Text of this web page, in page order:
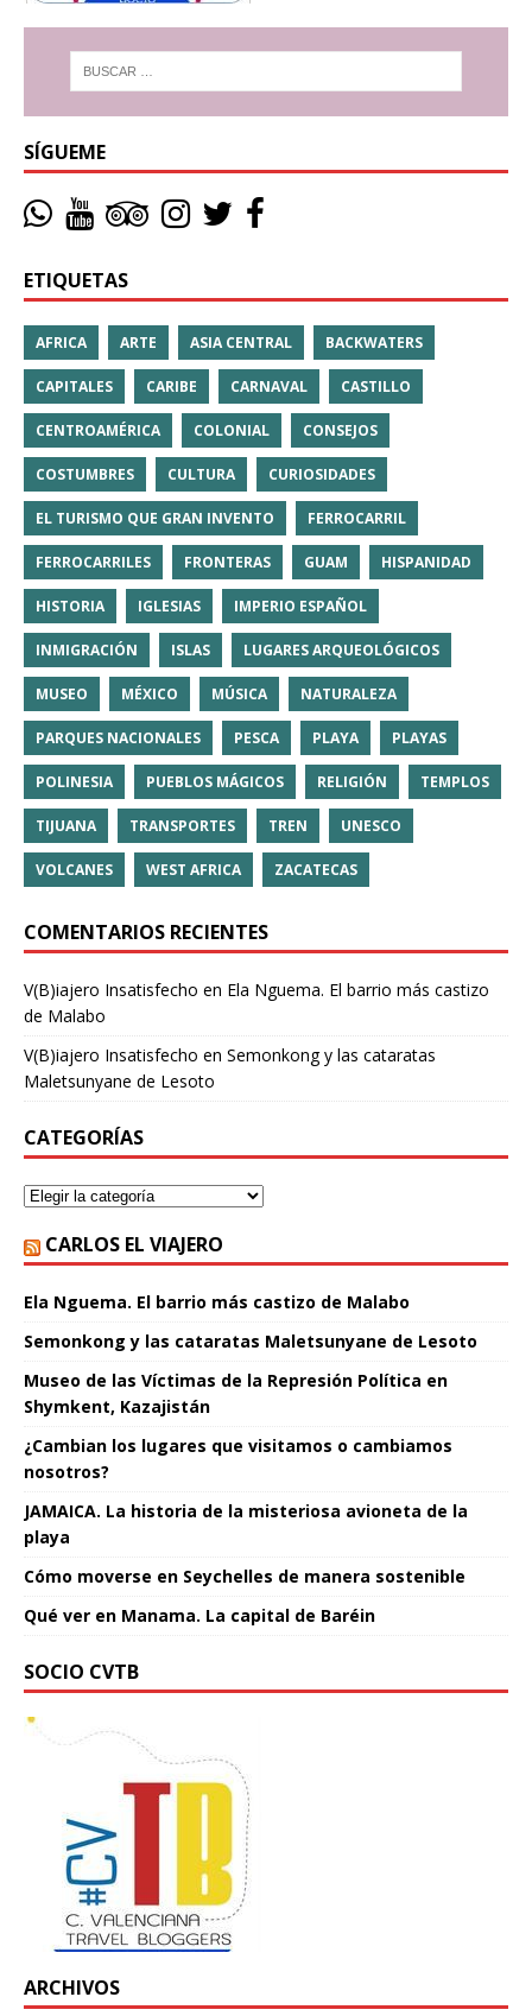
SÍGUEME
ETIQUETAS
AFRICA ARTE ASIA CENTRAL BACKWATERS
CAPITALES CARIBE CARNAVAL CASTILLO
CENTROAMÉRICA COLONIAL CONSEJOS
COSTUMBRES CULTURA CURIOSIDADES
EL TURISMO QUE GRAN INVENTO FERROCARRIL
FERROCARRILES FRONTERAS GUAM HISPANIDAD
HISTORIA IGLESIAS IMPERIO ESPAÑOL
INMIGRACIÓN ISLAS LUGARES ARQUEOLÓGICOS
MUSEO MÉXICO MÚSICA NATURALEZA
PARQUES NACIONALES PESCA PLAYA PLAYAS
POLINESIA PUEBLOS MÁGICOS RELIGIÓN TEMPLOS
TIJUANA TRANSPORTES TREN UNESCO
VOLCANES WEST AFRICA ZACATECAS
COMENTARIOS RECIENTES
V(B)iajero Insatisfecho en Ela Nguema. El barrio más castizo
de Malabo
V(B)iajero Insatisfecho en Semonkong y las cataratas
Maletsunyane de Lesoto
CATEGORÍAS
CARLOS EL VIAJERO
Ela Nguema. El barrio más castizo de Malabo
Semonkong y las cataratas Maletsunyane de Lesoto
Museo de las Víctimas de la Represión Política en
Shymkent, Kazajistán
¿Cambian los lugares que visitamos o cambiamos
nosotros?
JAMAICA. La historia de la misteriosa avioneta de la
playa
Cómo moverse en Seychelles de manera sostenible
Qué ver en Manama. La capital de Baréin
SOCIO CVTB
ARCHIVOS